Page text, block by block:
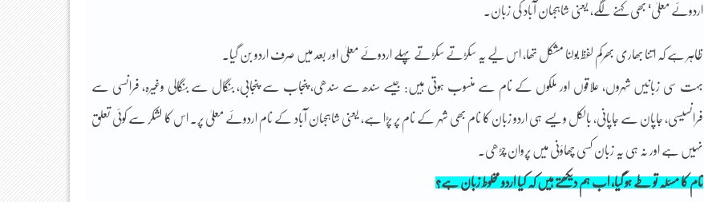
اردوئے معلیٰ‘ بھی کہنے لگے، یعنی شاہجہان آباد کی زبان۔
ظاہر ہے کہ اتنا بھاری بھرکم لفظ بولنا مشکل تھا، اس لیے یہ سکڑتے سکڑتے پہلے اردوئے معلیٰ اور بعد میں صرف اردو بن گیا۔
بہت سی زبانیں شہروں، علاقوں اور ملکوں کے نام سے منسوب ہوتی ہیں: جیسے سندھ سے سندھی، پنجاب سے پنجابی، بنگال سے بنگالی وغیرہ، فرانسی سے
فرانسیسی، جاپان سے جاپانی، بالکل ویسے ہی اردو زبان کا نام بھی شہر کے نام پر پڑا ہے، یعنی شاہجہان آباد کے نام اردوئے معلیٰ پر۔ اس کا لشکر سے کوئی تعلق
نہیں ہے اور نہ ہی یہ زبان کسی چھاؤنی میں پروان چڑھی۔
نام کا مسئلہ تو طے ہو گیا، اب ہم دیکھتے ہیں کہ کیا اردو مخلوط زبان ہے؟